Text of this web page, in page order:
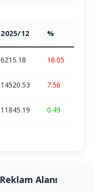
2025/12 %
6215.18 18.05
14520.53 7.56
11845.19 0.49
Reklam Alanı